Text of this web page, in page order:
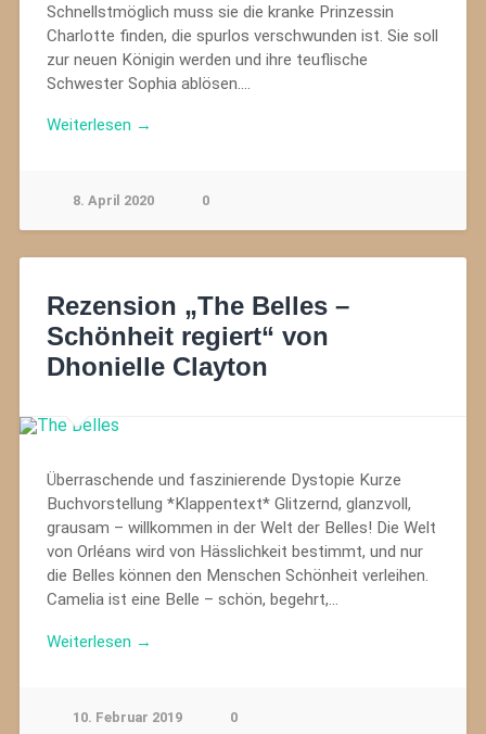
Schnellstmöglich muss sie die kranke Prinzessin
Charlotte finden, die spurlos verschwunden ist. Sie soll
zur neuen Königin werden und ihre teuflische
Schwester Sophia ablösen….
Weiterlesen →
8. April 2020 0
Rezension „The Belles –
Schönheit regiert“ von
Dhonielle Clayton
Überraschende und faszinierende Dystopie Kurze
Buchvorstellung *Klappentext* Glitzernd, glanzvoll,
grausam – willkommen in der Welt der Belles! Die Welt
von Orléans wird von Hässlichkeit bestimmt, und nur
die Belles können den Menschen Schönheit verleihen.
Camelia ist eine Belle – schön, begehrt,…
Weiterlesen →
10. Februar 2019 0